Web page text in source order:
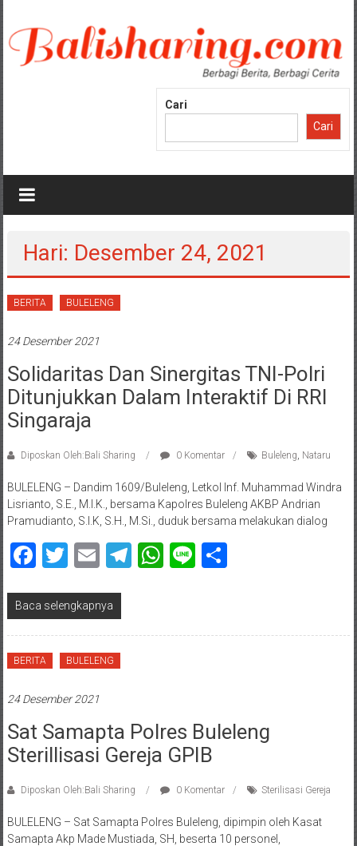
konten
Cari
Cari
Hari: Desember 24, 2021
BERITA BULELENG
24 Desember 2021
Solidaritas Dan Sinergitas TNI-Polri
Ditunjukkan Dalam Interaktif Di RRI
Singaraja
Diposkan Oleh:Bali Sharing 0 Komentar Buleleng, Nataru
BULELENG – Dandim 1609/Buleleng, Letkol Inf. Muhammad Windra
Lisrianto, S.E., M.I.K., bersama Kapolres Buleleng AKBP Andrian
Pramudianto, S.I.K, S.H., M.Si., duduk bersama melakukan dialog
Facebook
Twitter
EmailTelegram
WhatsApp
LineShare
Baca selengkapnya
BERITA BULELENG
24 Desember 2021
Sat Samapta Polres Buleleng
Sterillisasi Gereja GPIB
Diposkan Oleh:Bali Sharing 0 Komentar Sterilisasi Gereja
BULELENG – Sat Samapta Polres Buleleng, dipimpin oleh Kasat
Samapta Akp Made Mustiada, SH, beserta 10 personel,